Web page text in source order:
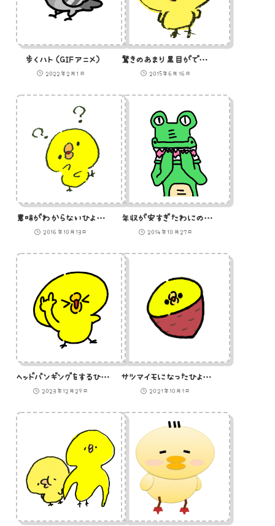
歩くハト（GIFアニメ）
2022年2月1日
驚きのあまり黒目がでかくなったひよこのイラスト
2015年6月16日
意味がわからないひよこのイラスト
2016年10月13日
年収が安すぎたわにのイラスト
2014年10月27日
ヘッドバンギングをするひよこ（GIFアニメ）
2023年12月29日
サツマイモになったひよこのイラスト
2021年10月1日